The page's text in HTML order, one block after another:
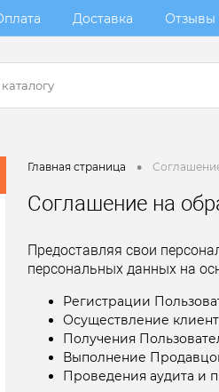
Доставка Отзывы
Главная страница •
Соглашение на
Предоставляя свои
персональных данных на
Регистрации
Осуществление
Получения
Выполнение
Проведения аудита и